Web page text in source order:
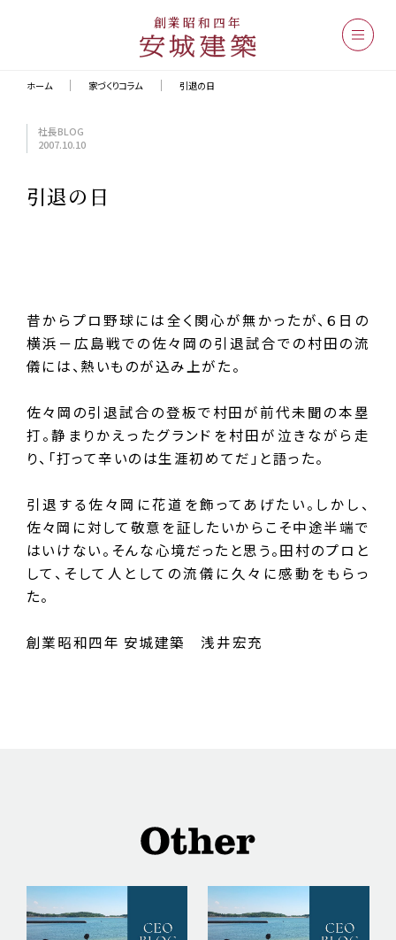
創業昭和四年
ホーム 家づくりコラム 引退の日
社長BLOG
2007.10.10
引退の日
昔からプロ野球には全く関心が無かったが、６日の
横浜－広島戦での佐々岡の引退試合での村田の流
儀には、熱いものが込み上がた。
佐々岡の引退試合の登板で村田が前代未聞の本塁
打。静まりかえったグランドを村田が泣きながら走
り、「打って辛いのは生涯初めてだ」と語った。
引退する佐々岡に花道を飾ってあげたい。しかし、
佐々岡に対して敬意を証したいからこそ中途半端で
はいけない。そんな心境だったと思う。田村のプロと
して、そして人としての流儀に久々に感動をもらっ
た。
創業昭和四年 安城建築 浅井宏充